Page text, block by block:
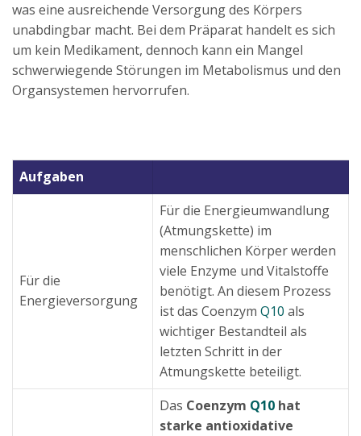
was eine ausreichende Versorgung des Körpers
unabdingbar macht. Bei dem Präparat handelt es sich
um kein Medikament, dennoch kann ein Mangel
schwerwiegende Störungen im Metabolismus und den
Organsystemen hervorrufen.
Aufgaben
Für die
Energieversorgung
Für die Energieumwandlung
(Atmungskette) im
menschlichen Körper werden
viele Enzyme und Vitalstoffe
benötigt. An diesem Prozess
ist das Coenzym Q10 als
wichtiger Bestandteil als
letzten Schritt in der
Atmungskette beteiligt.
Das Coenzym Q10 hat
starke antioxidative